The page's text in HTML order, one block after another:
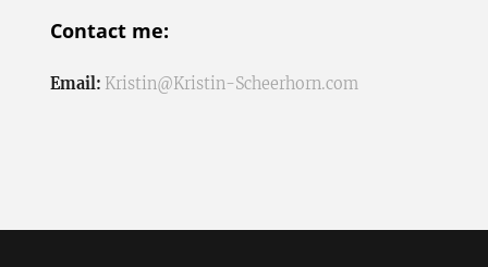
Contact me:
Email: Kristin@Kristin-Scheerhorn.com